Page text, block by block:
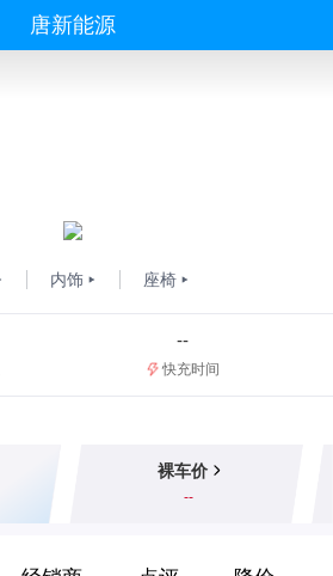
唐新能源
内饰 座椅
--
快充时间
裸车价
--